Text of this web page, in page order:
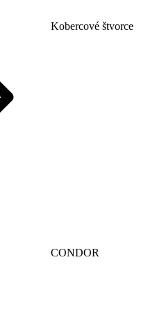
Kobercové štvorce
CONDOR